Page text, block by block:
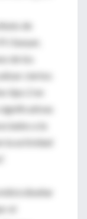
de
i Sunyer,
de los
ciertos
tipo 2 en
a la
la actividad
diseñar
el